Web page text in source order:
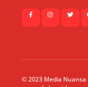
© 2023 Media Nuansa